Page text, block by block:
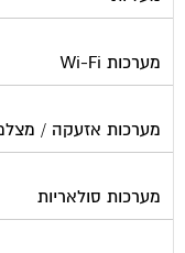
עיצוב לובי וחדר
עמדות טעינה
פוליש
פיקוח ובניה